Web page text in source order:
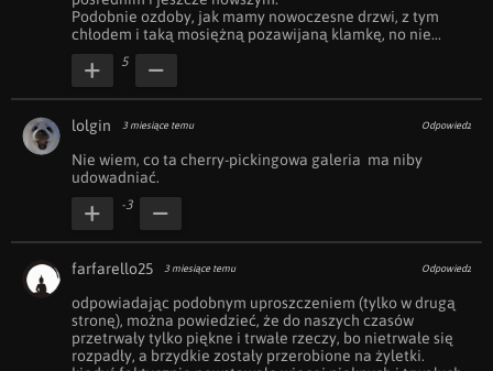
Podobnie ozdoby, jak mamy nowoczesne drzwi, z tym
chłodem i taką mosiężną pozawijaną klamkę, no nie...
5
lolgin 3 miesiące temu Odpowiedz
Nie wiem, co ta cherry-pickingowa galeria  ma niby
udowadniać.
-3
farfarello25 3 miesiące temu Odpowiedz
odpowiadając podobnym uproszczeniem (tylko w drugą
stronę), można powiedzieć, że do naszych czasów
przetrwały tylko piękne i trwałe rzeczy, bo nietrwałe się
rozpadły, a brzydkie zostały przerobione na żyletki.